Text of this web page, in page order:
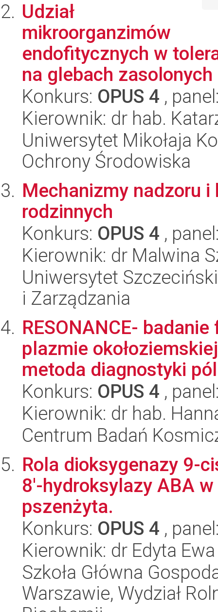
Udział
mikroorganzimów
endofitycznych w
na glebach
Konkurs: OPUS 4 ,
Kierownik: dr hab.
Uniwersytet Mikołaja
Ochrony Środowiska
Mechanizmy nadzoru
rodzinnych
Konkurs: OPUS 4 ,
Kierownik: dr Malwina
Uniwersytet
i Zarządzania
RESONANCE-
plazmie
metoda diagnostyki
Konkurs: OPUS 4 ,
Kierownik: dr hab.
Centrum Badań
Rola dioksygenazy 9-
8'-hydroksylazy ABA
pszenżyta.
Konkurs: OPUS 4 ,
Kierownik: dr Edyta
Szkoła Główna
Warszawie, Wydział